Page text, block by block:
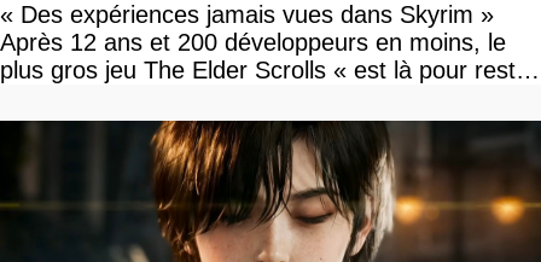
« Des expériences jamais vues dans Skyrim »
Après 12 ans et 200 développeurs en moins, le
plus gros jeu The Elder Scrolls « est là pour rester